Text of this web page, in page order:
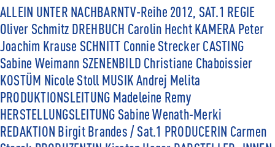
ALLEIN UNTER NACHBARNTV-Reihe 2012, SAT.1 REGIE
Oliver Schmitz DREHBUCH Carolin Hecht KAMERA Peter
Joachim Krause SCHNITT Connie Strecker CASTING
Sabine Weimann SZENENBILD Christiane Chaboissier
KOSTÜM Nicole Stoll MUSIK Andrej Melita
PRODUKTIONSLEITUNG Madeleine Remy
HERSTELLUNGSLEITUNG Sabine Wenath-Merki
REDAKTION Birgit Brandes / Sat.1 PRODUCERIN Carmen